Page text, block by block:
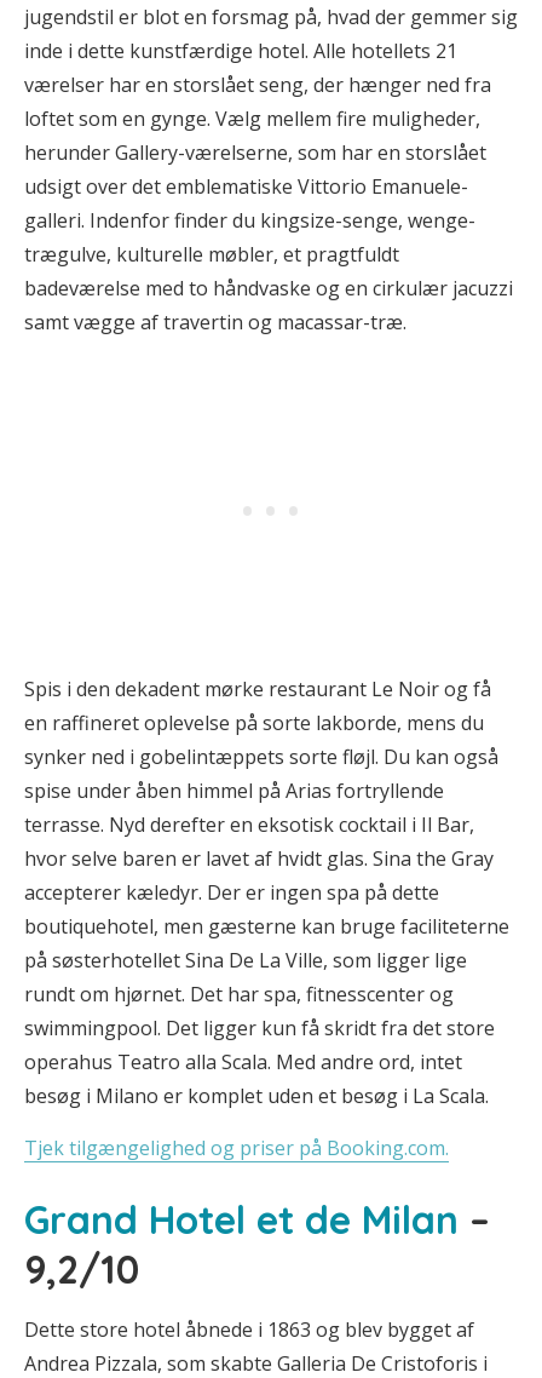
jugendstil er blot en forsmag på, hvad der gemmer sig
inde i dette kunstfærdige hotel. Alle hotellets 21
værelser har en storslået seng, der hænger ned fra
loftet som en gynge. Vælg mellem fire muligheder,
herunder Gallery-værelserne, som har en storslået
udsigt over det emblematiske Vittorio Emanuele-
galleri. Indenfor finder du kingsize-senge, wenge-
trægulve, kulturelle møbler, et pragtfuldt
badeværelse med to håndvaske og en cirkulær jacuzzi
samt vægge af travertin og macassar-træ.
Spis i den dekadent mørke restaurant Le Noir og få
en raffineret oplevelse på sorte lakborde, mens du
synker ned i gobelintæppets sorte fløjl. Du kan også
spise under åben himmel på Arias fortryllende
terrasse. Nyd derefter en eksotisk cocktail i Il Bar,
hvor selve baren er lavet af hvidt glas. Sina the Gray
accepterer kæledyr. Der er ingen spa på dette
boutiquehotel, men gæsterne kan bruge faciliteterne
på søsterhotellet Sina De La Ville, som ligger lige
rundt om hjørnet. Det har spa, fitnesscenter og
swimmingpool. Det ligger kun få skridt fra det store
operahus Teatro alla Scala. Med andre ord, intet
besøg i Milano er komplet uden et besøg i La Scala.
Tjek tilgængelighed og priser på Booking.com.
Grand Hotel et de Milan –
9,2/10
Dette store hotel åbnede i 1863 og blev bygget af
Andrea Pizzala, som skabte Galleria De Cristoforis i